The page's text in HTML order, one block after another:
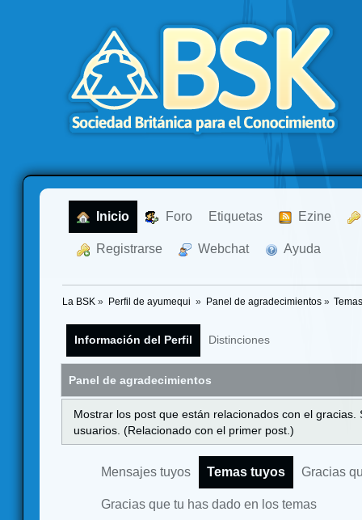
Inicio Foro Etiquetas Ezine
Registrarse Webchat Ayuda
La BSK » Perfil de ayumequi » Panel de agradecimientos»
Información del Perfil Distinciones
Panel de agradecimientos
Mostrar los post que están relacionados con el
usuarios. (Relacionado con el primer post.)
Mensajes tuyos Temas tuyos Gracias
Gracias que tu has dado en los temas